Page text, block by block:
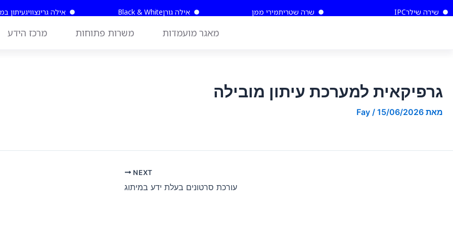
לתוכן
שירה שילרIPC שרה שטריתמירי ממן אילה גורןBlack & White אילה גרינצוויגעיתון
מאגר מועמדות משרות פתוחות מרכז הידע
גרפיקאית למערכת עיתון מובילה
מאת Fay / 15/06/2026
navigation
NEXT
עורכת סרטונים בעלת ידע במיתוג